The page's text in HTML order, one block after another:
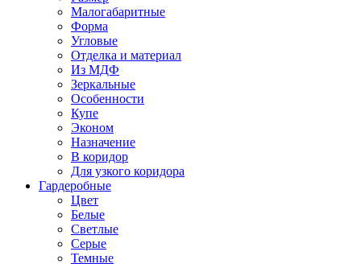
Малогабаритные
Форма
Угловые
Отделка и материал
Из МДФ
Зеркальные
Особенности
Купе
Эконом
Назначение
В коридор
Для узкого коридора
Гардеробные
Цвет
Белые
Светлые
Серые
Темные